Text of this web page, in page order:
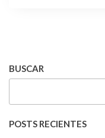
BUSCAR
POSTS RECIENTES